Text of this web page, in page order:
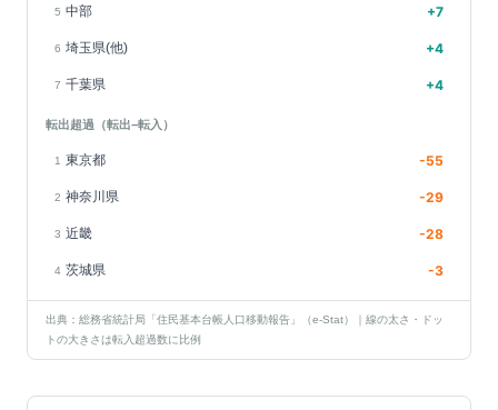
5 中部 +7
6 埼玉県(他) +4
7 千葉県 +4
転出超過（転出−転入）
1 東京都 -55
2 神奈川県 -29
3 近畿 -28
4 茨城県 -3
出典：総務省統計局「住民基本台帳人口移動報告」（e-Stat）｜線の太さ・ドッ
トの大きさは転入超過数に比例